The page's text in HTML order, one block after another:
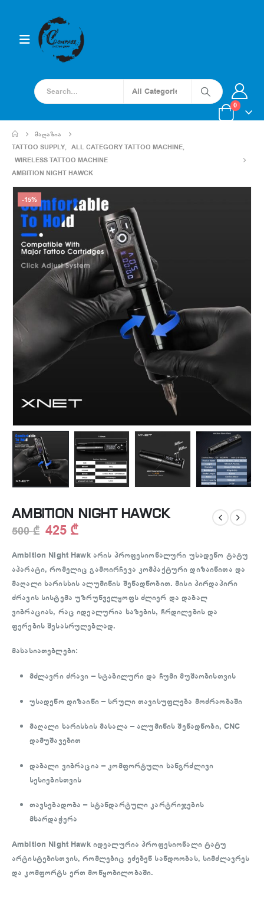
0
ᲛᲐᲦᲐᲖᲘᲐ
TATTOO SUPPLY, ALL CATEGORY TATTOO MACHINE,
WIRELESS TATTOO MACHINE
AMBITION NIGHT HAWCK
-15%
AMBITION NIGHT HAWCK
500₾ 425 ₾
Ambition Night Hawkარის პროფესიონალური უსადენო ტატუ
აპარატი, რომელიც გამოირჩევა კომპაქტური დიზაინითა და
მაღალი ხარისხის ალუმინის შენადნობით. მისი პირდაპირი
ძრავის სისტემა უზრუნველყოფს ძლიერ და დაბალ
ვიბრაციას, რაც იდეალურია ხაზების, ჩრდილების და
ფერების შესასრულებლად.
მახასიათებლები:
მძლავრი ძრავი – სტაბილური და ჩუმი მუშაობისთვის
უსადენო დიზაინი– სრული თავისუფლება მოძრაობაში
მაღალი ხარისხის მასალა – ალუმინის შენადნობი, CNC
დამუშავებით
დაბალი ვიბრაცია – კომფორტული ხანგრძლივი
სესიებისთვის
თავსებადობა – სტანდარტული კარტრიჯების
მხარდაჭერა
Ambition Night Hawkიდეალურია პროფესიონალი ტატუ
არტისტებისთვის, რომლებიც ეძებენ სანდოობას, სიმძლავრეს
და კომფორტს ერთ მოწყობილობაში.